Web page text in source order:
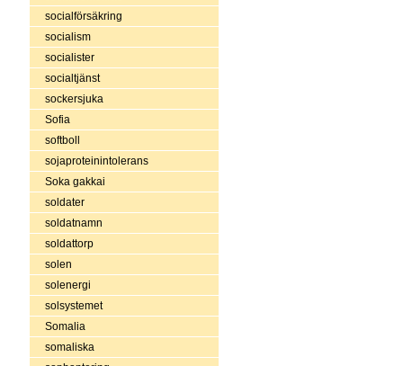
socialförsäkring
socialism
socialister
socialtjänst
sockersjuka
Sofia
softboll
sojaproteinintolerans
Soka gakkai
soldater
soldatnamn
soldattorp
solen
solenergi
solsystemet
Somalia
somaliska